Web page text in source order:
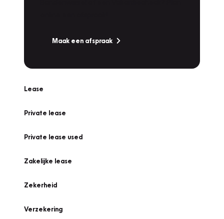
Maak een afspraak
Lease
Private lease
Private lease used
Zakelijke lease
Zekerheid
Verzekering